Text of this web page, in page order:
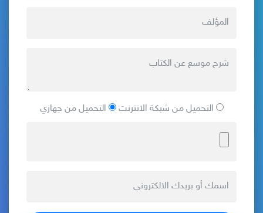
التحميل من شبكة الانترنت التحميل من جهازي